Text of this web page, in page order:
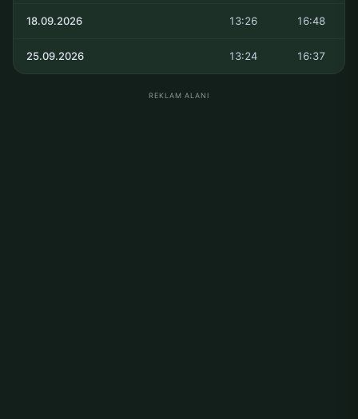
18.09.2026 13:26 16:48
25.09.2026 13:24 16:37
REKLAM ALANI